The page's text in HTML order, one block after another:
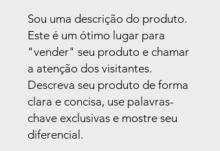
Sou uma descrição do produto.
Este é um ótimo lugar para
"vender" seu produto e chamar
a atenção dos visitantes.
Descreva seu produto de forma
clara e concisa, use palavras-
chave exclusivas e mostre seu
diferencial.